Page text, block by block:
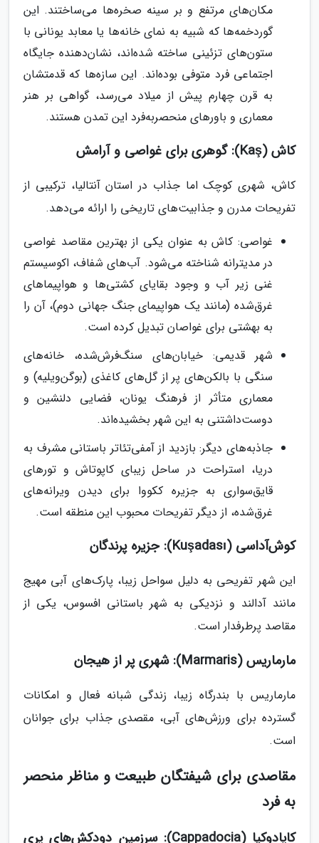
مکان‌های مرتفع و بر سینه صخره‌ها می‌ساختند. این
گوردخمه‌ها که شبیه به نمای خانه‌ها یا معابد یونانی با
ستون‌های تزئینی ساخته شده‌اند، نشان‌دهنده جایگاه
اجتماعی فرد متوفی بوده‌اند. این سازه‌ها که قدمتشان
به قرن چهارم پیش از میلاد می‌رسد، گواهی بر هنر
معماری و باورهای منحصر‌به‌فرد این تمدن هستند.
کاش (Kaş): گوهری برای غواصی و آرامش
کاش، شهری کوچک اما جذاب در استان آنتالیا، ترکیبی از
تفریحات مدرن و جذابیت‌های تاریخی را ارائه می‌دهد.
غواصی: کاش به عنوان یکی از بهترین مقاصد غواصی
در مدیترانه شناخته می‌شود. آب‌های شفاف، اکوسیستم
غنی زیر آب و وجود بقایای کشتی‌ها و هواپیماهای
غرق‌شده (مانند یک هواپیمای جنگ جهانی دوم)، آن را
به بهشتی برای غواصان تبدیل کرده است.
شهر قدیمی: خیابان‌های سنگ‌فرش‌شده، خانه‌های
سنگی با بالکن‌های پر از گل‌های کاغذی (بوگن‌ویلیه) و
معماری متأثر از فرهنگ یونان، فضایی دلنشین و
دوست‌داشتنی به این شهر بخشیده‌اند.
جاذبه‌های دیگر: بازدید از آمفی‌تئاتر باستانی مشرف به
دریا، استراحت در ساحل زیبای کاپوتاش و تورهای
قایق‌سواری به جزیره ککووا برای دیدن ویرانه‌های
غرق‌شده، از دیگر تفریحات محبوب این منطقه است.
کوش‌آداسی (Kuşadası): جزیره پرندگان
این شهر تفریحی به دلیل سواحل زیبا، پارک‌های آبی مهیج
مانند آدالند و نزدیکی به شهر باستانی افسوس، یکی از
مقاصد پرطرفدار است.
مارماریس (Marmaris): شهری پر از هیجان
مارماریس با بندرگاه زیبا، زندگی شبانه فعال و امکانات
گسترده برای ورزش‌های آبی، مقصدی جذاب برای جوانان
است.
مقاصدی برای شیفتگان طبیعت و مناظر منحصر
به فرد
کاپادوکیا (Cappadocia): سرزمین دودکش‌های پری